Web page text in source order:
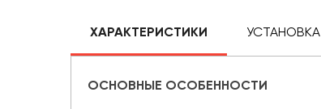
ХАРАКТЕРИСТИКИ УСТАНОВКА
ОСНОВНЫЕ ОСОБЕННОСТИ